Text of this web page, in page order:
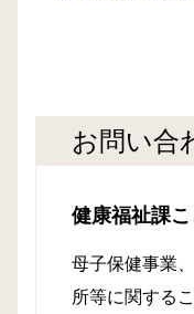
お問い合
健康福祉課
母子保健事業
所等に関する